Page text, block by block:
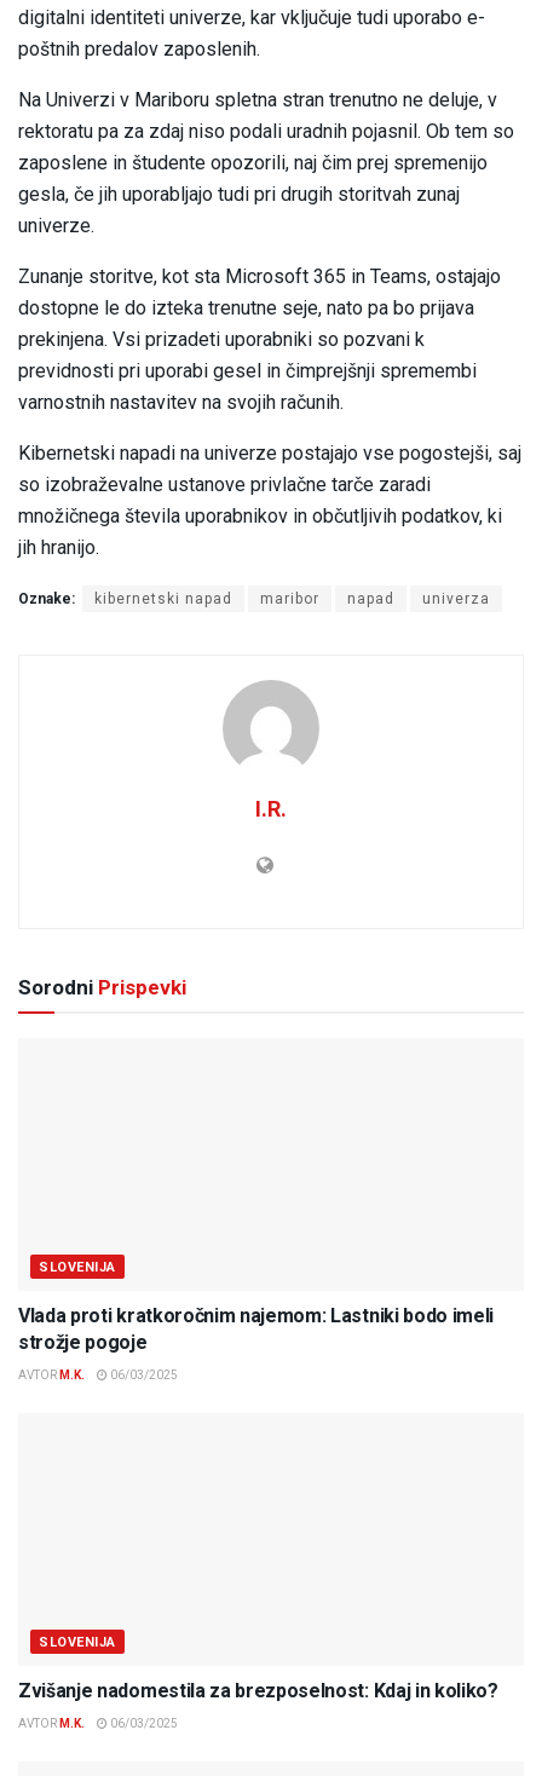
digitalni identiteti univerze, kar vključuje tudi uporabo e-
poštnih predalov zaposlenih.
Na Univerzi v Mariboru spletna stran trenutno ne deluje, v
rektoratu pa za zdaj niso podali uradnih pojasnil. Ob tem so
zaposlene in študente opozorili, naj čim prej spremenijo
gesla, če jih uporabljajo tudi pri drugih storitvah zunaj
univerze.
Zunanje storitve, kot sta Microsoft 365 in Teams, ostajajo
dostopne le do izteka trenutne seje, nato pa bo prijava
prekinjena. Vsi prizadeti uporabniki so pozvani k
previdnosti pri uporabi gesel in čimprejšnji spremembi
varnostnih nastavitev na svojih računih.
Kibernetski napadi na univerze postajajo vse pogostejši, saj
so izobraževalne ustanove privlačne tarče zaradi
množičnega števila uporabnikov in občutljivih podatkov, ki
jih hranijo.
Oznake: kibernetski napad maribor napad univerza
I.R.
Sorodni Prispevki
SLOVENIJA
Vlada proti kratkoročnim najemom: Lastniki bodo imeli
strožje pogoje
AVTOR M.K. 06/03/2025
SLOVENIJA
Zvišanje nadomestila za brezposelnost: Kdaj in koliko?
AVTOR M.K. 06/03/2025